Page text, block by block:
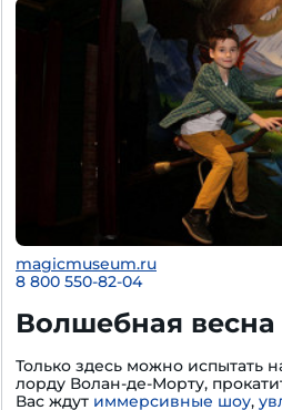
magicmuseum.ru
8 800 550-82-04
Волшебная
Только здесь можно испытать
лорду Волан-де-Морту,
Вас ждут иммерсивные шоу,